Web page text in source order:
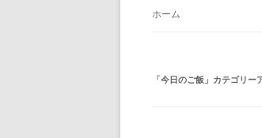
ホーム
「今日のご飯 」カテゴリー